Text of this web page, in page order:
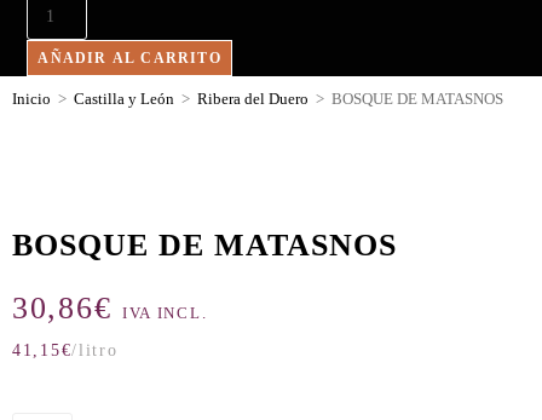
AÑADIR AL CARRITO
Inicio > Castilla y León > Ribera del Duero > BOSQUE DE MATASNOS
BOSQUE DE MATASNOS
30,86€ IVA INCL.
41,15€/litro